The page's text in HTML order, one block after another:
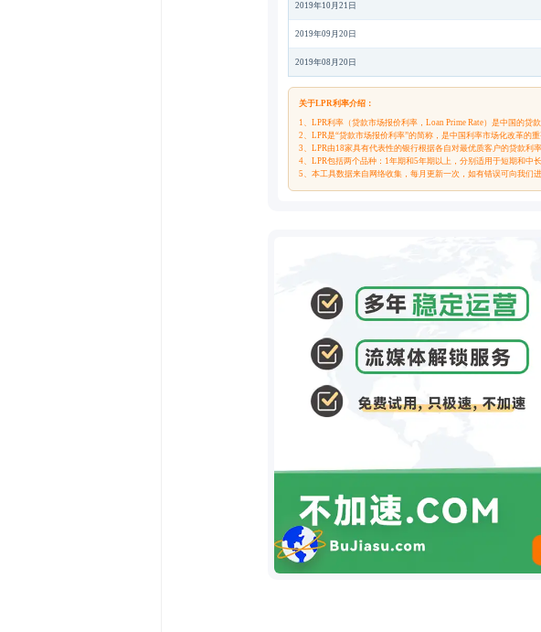
2019年10月21日
2019年09月20日
2019年08月20日
关于LPR利率介绍：
1、LPR利率（贷款市场报价利率，Loan Prime Rate）是中国的贷
2、LPR是“贷款市场报价利率”的简称，是中国利率市场化改革的重
3、LPR由18家具有代表性的银行根据各自对最优质客户的贷款利
4、LPR包括两个品种：1年期和5年期以上，分别适用于短期和中长
5、本工具数据来自网络收集，每月更新一次，如有错误可向我们进